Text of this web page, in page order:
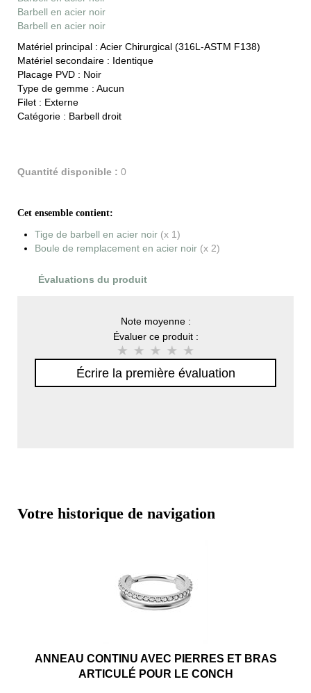
Barbell en acier noir
Barbell en acier noir
Matériel principal : Acier Chirurgical (316L-ASTM F138)
Matériel secondaire : Identique
Placage PVD : Noir
Type de gemme : Aucun
Filet : Externe
Catégorie : Barbell droit
Quantité disponible : 0
Cet ensemble contient:
Tige de barbell en acier noir (x 1)
Boule de remplacement en acier noir (x 2)
Évaluations du produit
Note moyenne :
Évaluer ce produit :
Écrire la première évaluation
Votre historique de navigation
ANNEAU CONTINU AVEC PIERRES ET BRAS
ARTICULÉ POUR LE CONCH